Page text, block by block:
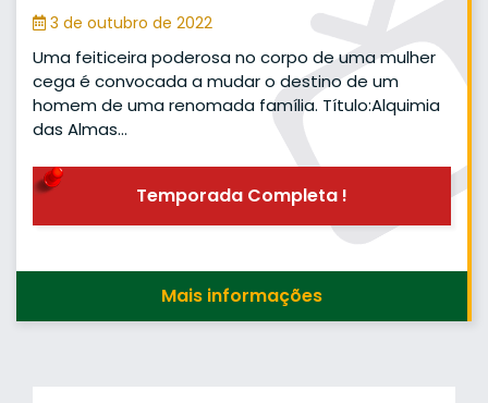
3 de outubro de 2022
Uma feiticeira poderosa no corpo de uma mulher
cega é convocada a mudar o destino de um
homem de uma renomada família. Título:Alquimia
das Almas…
Temporada Completa !
Mais informações